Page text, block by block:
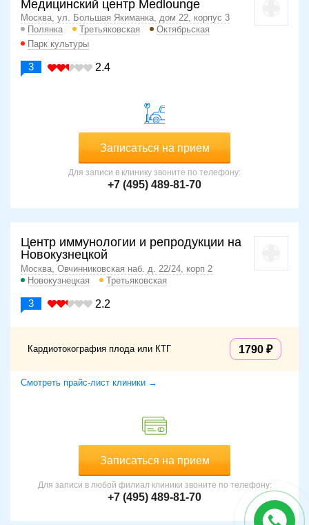
Медицинский центр Medlounge
Москва, ул. Большая Якиманка, дом 22, корпус 3
Полянка
Третьяковская
Октябрьская
Парк культуры
3 2.4
Записаться на прием
Для записи в клинику звоните по телефону:
+7 (495) 489-81-70
Центр иммунологии и репродукции на
Новокузнецкой
Москва, Овчинниковская наб. д. 22/24, корп 2
Новокузнецкая
Третьяковская
3 2.2
Кардиотокография плода или КТГ 1790
Смотреть прайс-лист клиники →
Записаться на прием
Для записи в любой филиал клиники звоните по телефону:
+7 (495) 489-81-70